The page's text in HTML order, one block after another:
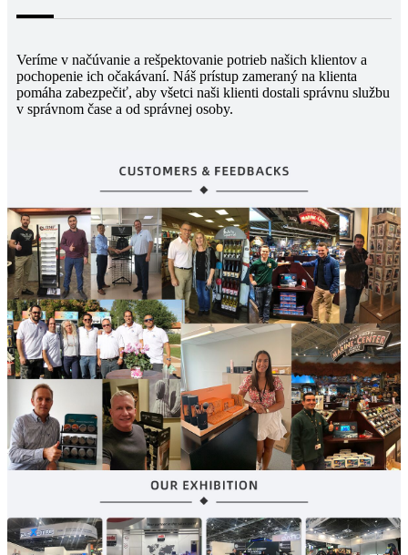
Veríme v načúvanie a rešpektovanie potrieb našich klientov a
pochopenie ich očakávaní. Náš prístup zameraný na klienta
pomáha zabezpečiť, aby všetci naši klienti dostali správnu službu
v správnom čase a od správnej osoby.